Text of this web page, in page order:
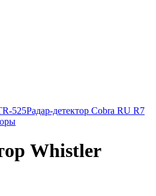
525Радар-детектор Cobra RU R7
Whistler